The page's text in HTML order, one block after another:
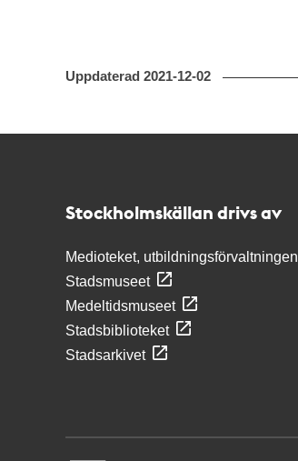
Uppdaterad 2021-12-02
Stockholmskällan drivs av
Medioteket, utbildningsförvaltningen
Stadsmuseet
Medeltidsmuseet
Stadsbiblioteket
Stadsarkivet